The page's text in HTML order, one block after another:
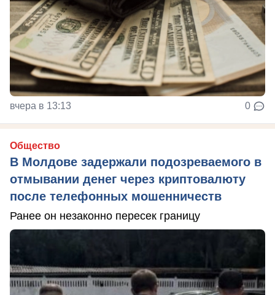
вчера в 13:13 0
Общество
В Молдове задержали подозреваемого в
отмывании денег через криптовалюту
после телефонных мошенничеств
Ранее он незаконно пересек границу